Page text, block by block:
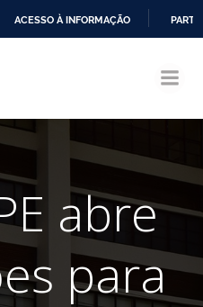
CONTEÚDO
ACESSO À INFORMAÇÃO
abre
para